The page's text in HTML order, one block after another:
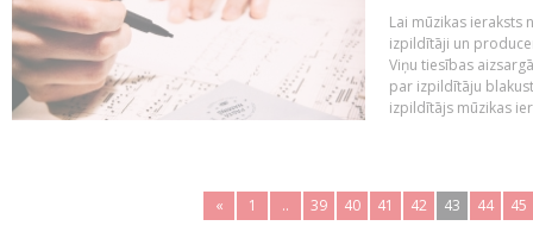
Lai mūzikas ieraksts
izpildītāji un
Viņu tiesības
par izpildītāju
izpildītājs mūzikas
« 1 .. 39 40 41 42 43 44 45